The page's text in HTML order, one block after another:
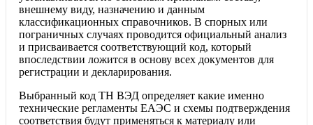
внешнему виду, назначению и данным
классификационных справочников. В спорных или
пограничных случаях проводится официальный анализ
и присваивается соответствующий код, который
впоследствии ложится в основу всех документов для
регистрации и декларирования.
Выбранный код ТН ВЭД определяет какие именно
технические регламенты ЕАЭС и схемы подтверждения
соответствия будут применяться к материалу или